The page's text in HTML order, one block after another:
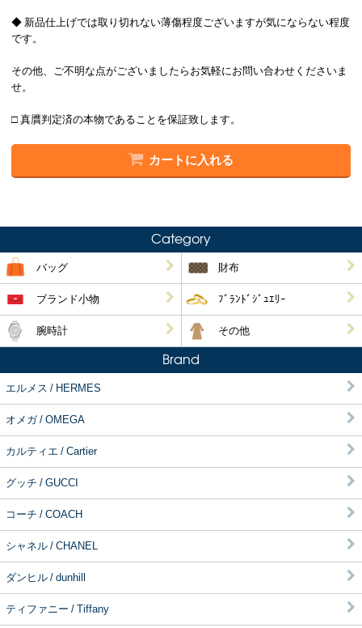
◆ 新品仕上げでは取り切れない薄傷程度ございますが気にならない程度
です。
その他、ご不明な点がございましたらお気軽にお問い合わせくださいま
せ。
□ 真贋判定済の本物であることを保証致します。
カートに入れる
Category
バッグ 財布
ブランド小物 ﾌﾞﾗﾝﾄﾞｼﾞｭｴﾘｰ
腕時計 その他
Brand
エルメス / HERMES
オメガ / OMEGA
カルティエ / Cartier
グッチ / GUCCI
コーチ / COACH
シャネル / CHANEL
ダンヒル / dunhill
ティファニー / Tiffany